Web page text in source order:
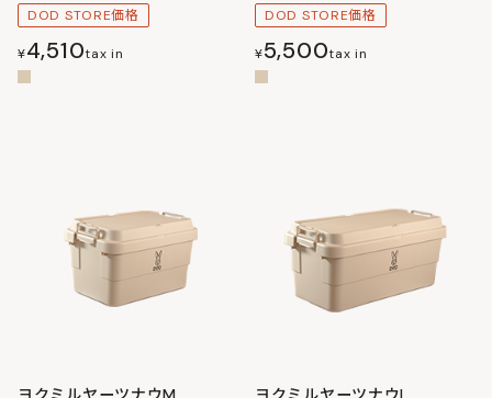
DOD STORE価格
¥4,510tax in
DOD STORE価格
¥5,500tax in